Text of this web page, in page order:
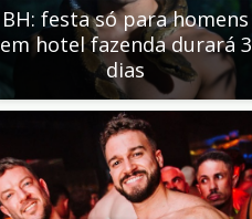
BH: festa só para homens
em hotel fazenda durará 3
dias